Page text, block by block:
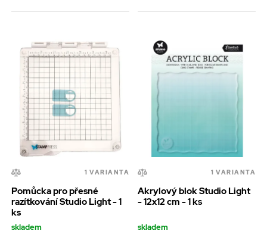
1 VARIANTA
Pomůcka pro přesné
razítkování Studio Light - 1
ks
skladem
1 VARIANTA
Akrylový blok Studio Light
- 12x12 cm - 1 ks
skladem